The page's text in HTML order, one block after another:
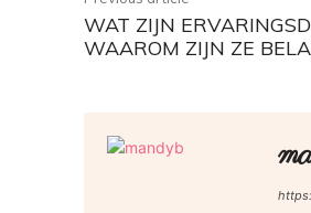
WAT ZIJN
WAAROM ZIJN ZE